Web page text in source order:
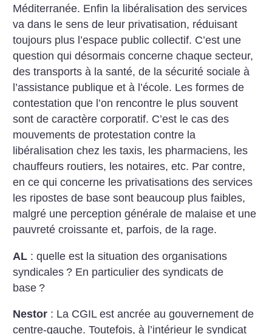
Méditerranée. Enfin la libéralisation des services
va dans le sens de leur privatisation, réduisant
toujours plus l’espace public collectif. C’est une
question qui désormais concerne chaque secteur,
des transports à la santé, de la sécurité sociale à
l’assistance publique et à l’école. Les formes de
contestation que l’on rencontre le plus souvent
sont de caractère corporatif. C’est le cas des
mouvements de protestation contre la
libéralisation chez les taxis, les pharmaciens, les
chauffeurs routiers, les notaires, etc. Par contre,
en ce qui concerne les privatisations des services
les ripostes de base sont beaucoup plus faibles,
malgré une perception générale de malaise et une
pauvreté croissante et, parfois, de la rage.
AL : quelle est la situation des organisations
syndicales ? En particulier des syndicats de
base ?
Nestor : La CGIL est ancrée au gouvernement de
centre-gauche. Toutefois, à l’intérieur le syndicat